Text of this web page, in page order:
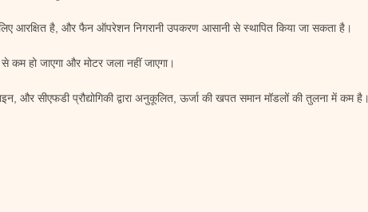
आरक्षित है, और फैन ऑपरेशन निगरानी उपकरण आसानी से स्थापित किया जा सकता है।
कम हो जाएगा और मोटर जला नहीं जाएगा।
सीएफडी प्रौद्योगिकी द्वारा अनुकूलित, ऊर्जा की खपत समान मॉडलों की तुलना में कम है।